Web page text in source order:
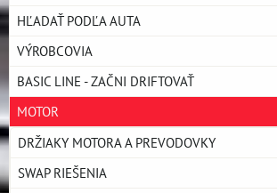
HĽADAŤ PODĽA AUTA
VÝROBCOVIA
BASIC LINE - ZAČNI DRIFTOVAŤ
MOTOR
DRŽIAKY MOTORA A PREVODOVKY
SWAP RIEŠENIA